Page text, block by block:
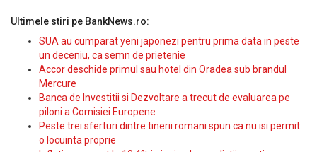
Ultimele stiri pe BankNews.ro:
SUA au cumparat yeni japonezi pentru prima data in peste
un deceniu, ca semn de prietenie
Accor deschide primul sau hotel din Oradea sub brandul
Mercure
Banca de Investitii si Dezvoltare a trecut de evaluarea pe
piloni a Comisiei Europene
Peste trei sferturi dintre tinerii romani spun ca nu isi permit
o locuinta proprie